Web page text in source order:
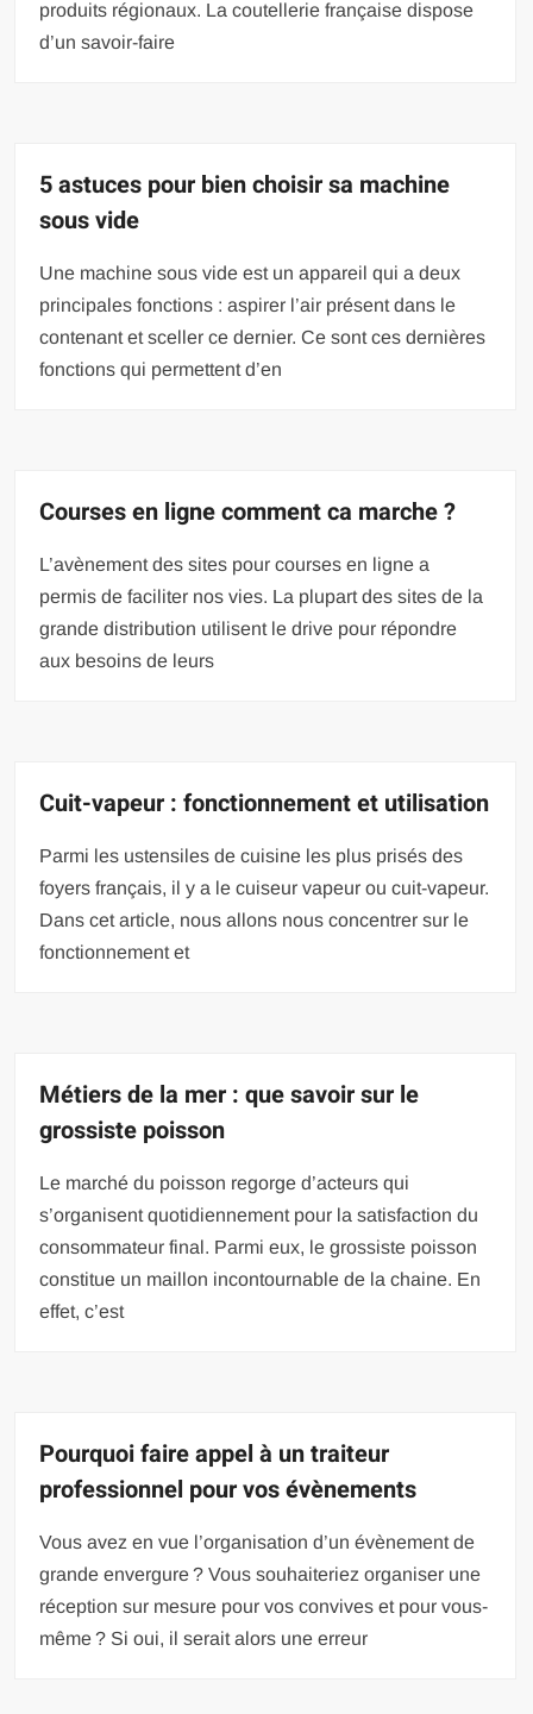
produits régionaux. La coutellerie française dispose
d’un savoir-faire
5 astuces pour bien choisir sa machine
sous vide
Une machine sous vide est un appareil qui a deux
principales fonctions : aspirer l’air présent dans le
contenant et sceller ce dernier. Ce sont ces dernières
fonctions qui permettent d’en
Courses en ligne comment ca marche ?
L’avènement des sites pour courses en ligne a
permis de faciliter nos vies. La plupart des sites de la
grande distribution utilisent le drive pour répondre
aux besoins de leurs
Cuit-vapeur : fonctionnement et utilisation
Parmi les ustensiles de cuisine les plus prisés des
foyers français, il y a le cuiseur vapeur ou cuit-vapeur.
Dans cet article, nous allons nous concentrer sur le
fonctionnement et
Métiers de la mer : que savoir sur le
grossiste poisson
Le marché du poisson regorge d’acteurs qui
s’organisent quotidiennement pour la satisfaction du
consommateur final. Parmi eux, le grossiste poisson
constitue un maillon incontournable de la chaine. En
effet, c’est
Pourquoi faire appel à un traiteur
professionnel pour vos évènements
Vous avez en vue l’organisation d’un évènement de
grande envergure ? Vous souhaiteriez organiser une
réception sur mesure pour vos convives et pour vous-
même ? Si oui, il serait alors une erreur